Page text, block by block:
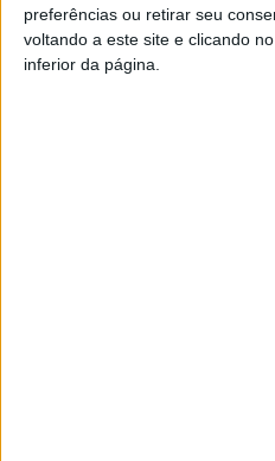
preferências ou retirar seu
voltando a este site e clicando
inferior da página.